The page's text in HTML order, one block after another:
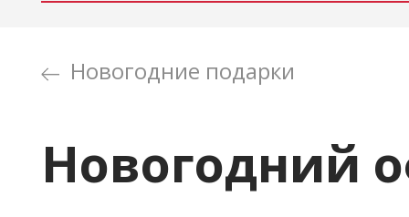
Новогодние подарки
Новогодний